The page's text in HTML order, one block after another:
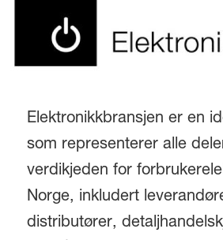
Elektronikkbransjen er en
som representerer alle
verdikjeden for
Norge, inkludert
distributører,